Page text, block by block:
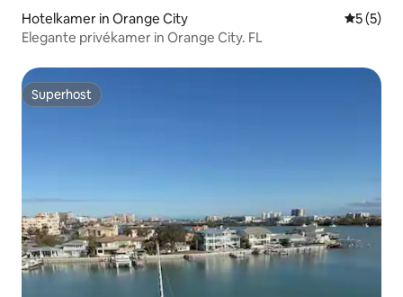
Hotelkamer in Orange City
5 (5)
Elegante privékamer in Orange City. FL
Superhost
Superhost